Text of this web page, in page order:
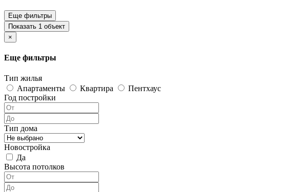
Еще фильтры
Показать 1 объект
×
Еще фильтры
Тип жилья
Апартаменты
Квартира
Пентхаус
Год постройки
Тип дома
Новостройка
Да
Высота потолков